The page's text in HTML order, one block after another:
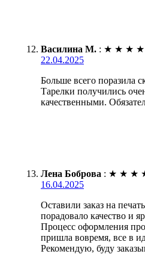
Василина М. : ★ ★ ★ ★
22.04.2025
Больше всего поразила
Тарелки получились
качественными.
Лена Боброва : ★ ★ ★
16.04.2025
Оставили заказ на
порадовало качество и
Процесс оформления
пришла вовремя, все в
Рекомендую, буду